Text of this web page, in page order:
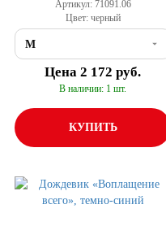
Артикул: 71091.06
Цвет: черный
Цена 2 172 руб.
В наличии: 1 шт.
КУПИТЬ